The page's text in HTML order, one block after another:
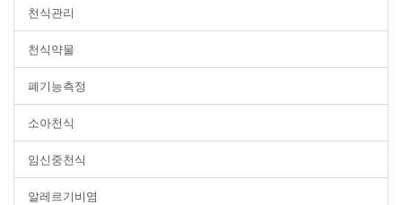
천식관리
천식약물
폐기능측정
소아천식
임신중천식
알레르기비염